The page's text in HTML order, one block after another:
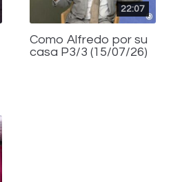
22:07
Como Alfredo por su
casa P3/3 (15/07/26)